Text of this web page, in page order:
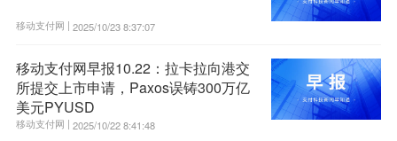
移动支付网 | 2025/10/23 8:37:07
移动支付网早报10.22：拉卡拉向港交
所提交上市申请，Paxos误铸300万亿
美元PYUSD
移动支付网 | 2025/10/22 8:41:48